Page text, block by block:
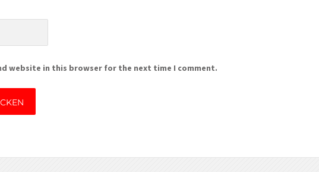
website in this browser for the next time I comment.